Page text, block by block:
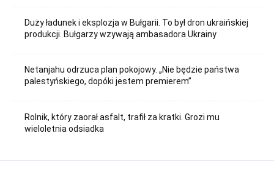
Duży ładunek i eksplozja w Bułgarii. To był dron ukraińskiej
produkcji. Bułgarzy wzywają ambasadora Ukrainy
Netanjahu odrzuca plan pokojowy. „Nie będzie państwa
palestyńskiego, dopóki jestem premierem”
Rolnik, który zaorał asfalt, trafił za kratki. Grozi mu
wieloletnia odsiadka